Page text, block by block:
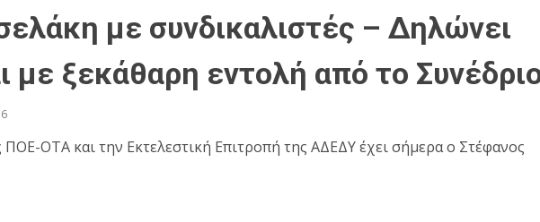
με συνδικαλιστές – Δηλώνει
με ξεκάθαρη εντολή από το
ΟΤΑ και την Εκτελεστική Επιτροπή της ΑΔΕΔΥ έχει σήμερα ο Στέφανος